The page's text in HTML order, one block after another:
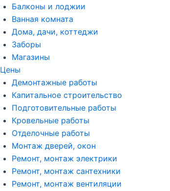
Балконы и лоджии
Ванная комната
Дома, дачи, коттеджи
Заборы
Магазины
Цены
Демонтажные работы
Капитальное строительство
Подготовительные работы
Кровельные работы
Отделочные работы
Монтаж дверей, окон
Ремонт, монтаж электрики
Ремонт, монтаж сантехники
Ремонт, монтаж вентиляции